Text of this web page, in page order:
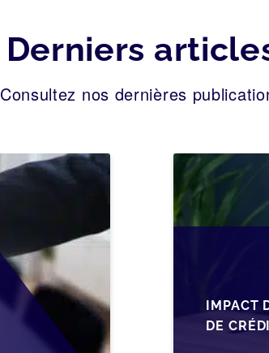
Derniers
Consultez nos dernières
IMPACT
DE